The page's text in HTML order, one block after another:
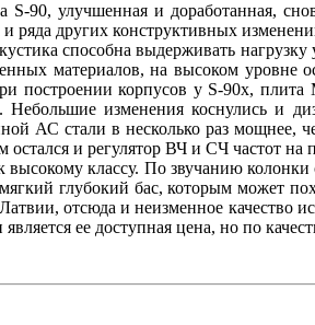
90, улучшенная и доработанная,
ряда других конструктивных
способна выдерживать
материалов, на высоком уровне
построении корпусов у S-90х,
Небольшие изменения коснулись и
АС стали в несколько раз
и регулятор ВЧ и СЧ частот
классу. По звучанию
глубокий бас, которым может
отсюда и неизменное качество
ее доступная цена, но по